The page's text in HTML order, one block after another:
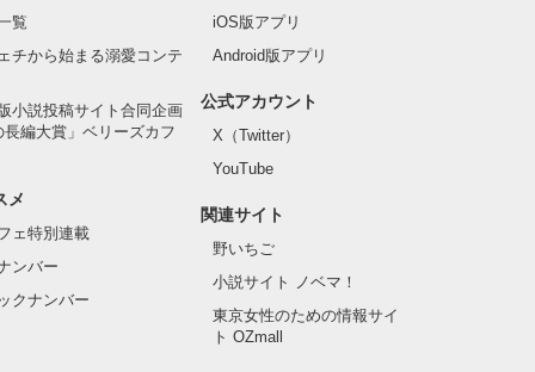
覧
チから始まる溺愛コンテ
小説投稿サイト合同企画
長編大賞」ベリーズカフ
メ
ェ特別連載
ンバー
クナンバー
iOS版アプリ
Android版アプリ
公式アカウント
X（Twitter）
YouTube
関連サイト
野いちご
小説サイト ノベマ！
東京女性のための情報サイ
ト OZmall